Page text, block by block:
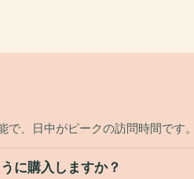
、日中がピークの訪問時間です。
に購入しますか？